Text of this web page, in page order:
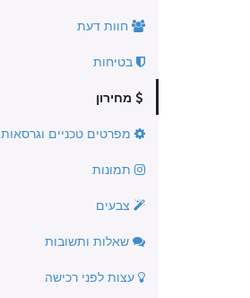
חוות דעת
בטיחות
מחירון
מפרטים טכניים וגרסאות
תמונות
צבעים
שאלות ותשובות
עצות לפני רכישה